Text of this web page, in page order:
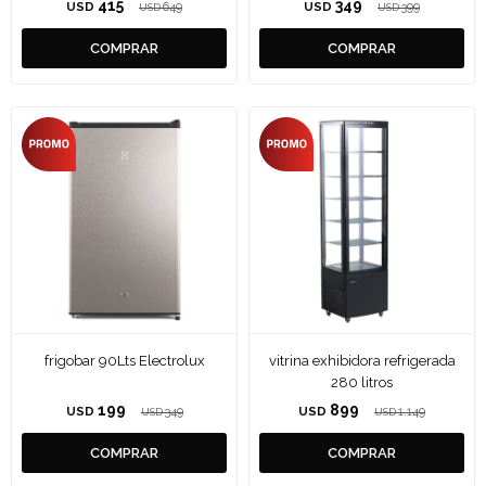
USD 415 USD 649 USD 349 USD 399
frigobar 90Lts Electrolux
USD 199 USD 349
vitrina exhibidora refrigerada
280 litros
USD 899 USD 1.149